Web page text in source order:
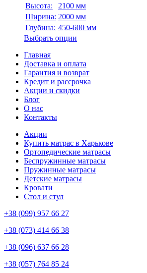
Высота:
2100 мм
Ширина: 2000 мм
Глубина: 450-600 мм
Выбрать опции
Главная
Доставка и оплата
Гарантия и возврат
Кредит и рассрочка
Акции и скидки
Блог
О нас
Контакты
Акции
Купить матрас в Харькове
Ортопедические матрасы
Беспружинные матрасы
Пружинные матрасы
Детские матрасы
Кровати
Стол и стул
+38 (099) 957 66 27
+38 (073) 414 66 38
+38 (096) 637 66 28
+38 (057) 764 85 24